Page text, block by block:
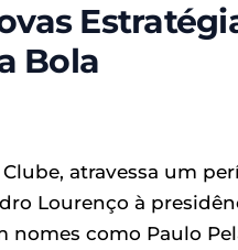
Bola
Clube, atravessa um
Lourenço à
como Paulo